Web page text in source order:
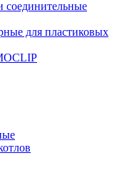
для пластиковых